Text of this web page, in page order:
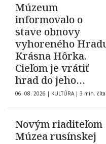
Múzeum
informovalo o
stave obnovy
vyhoreného
Krásna Hôrka.
Cieľom je vrátiť
hrad do jeho
pôvodnej podoby z
roku 1903
06. 08. 2026 | KULTÚRA | 3 min.
Novým riaditeľom
Múzea rusínskej